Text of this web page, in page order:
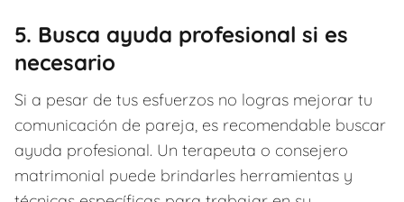
5. Busca ayuda profesional si es
necesario
Si a pesar de tus esfuerzos no logras mejorar tu
comunicación de pareja, es recomendable buscar
ayuda profesional. Un terapeuta o consejero
matrimonial puede brindarles herramientas y